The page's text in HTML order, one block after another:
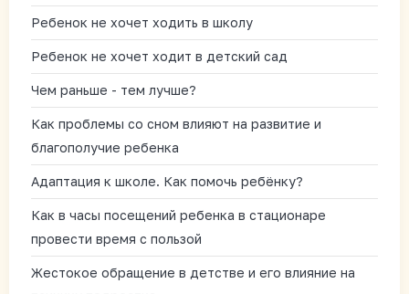
Ребенок не хочет ходить в школу
Ребенок не хочет ходит в детский сад
Чем раньше - тем лучше?
Как проблемы со сном влияют на развитие и
благополучие ребенка
Адаптация к школе. Как помочь ребёнку?
Как в часы посещений ребенка в стационаре
провести время с пользой
Жестокое обращение в детстве и его влияние на